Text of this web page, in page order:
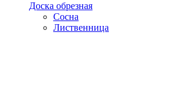
Доска обрезная
Сосна
Лиственница